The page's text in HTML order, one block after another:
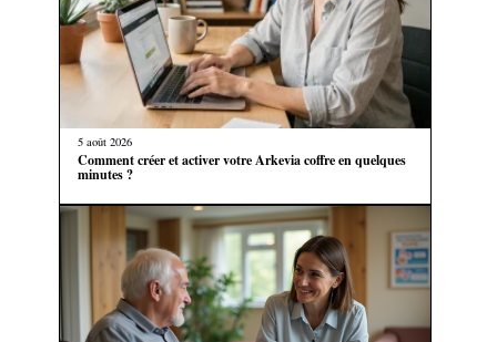
5 août 2026
Comment créer et activer votre Arkevia coffre en quelques
minutes ?